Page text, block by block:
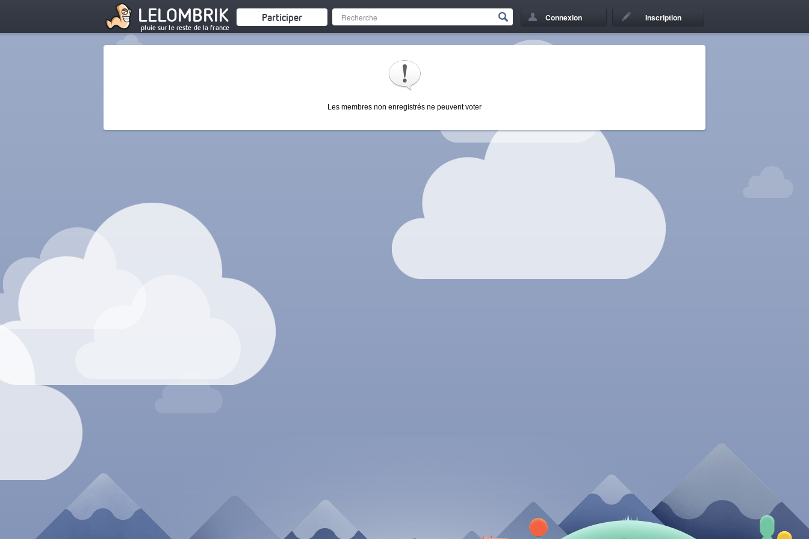
LELOMBRIK
pluie sur le reste de la france
Participer Connexion Inscription
Les membres non enregistrés ne peuvent voter